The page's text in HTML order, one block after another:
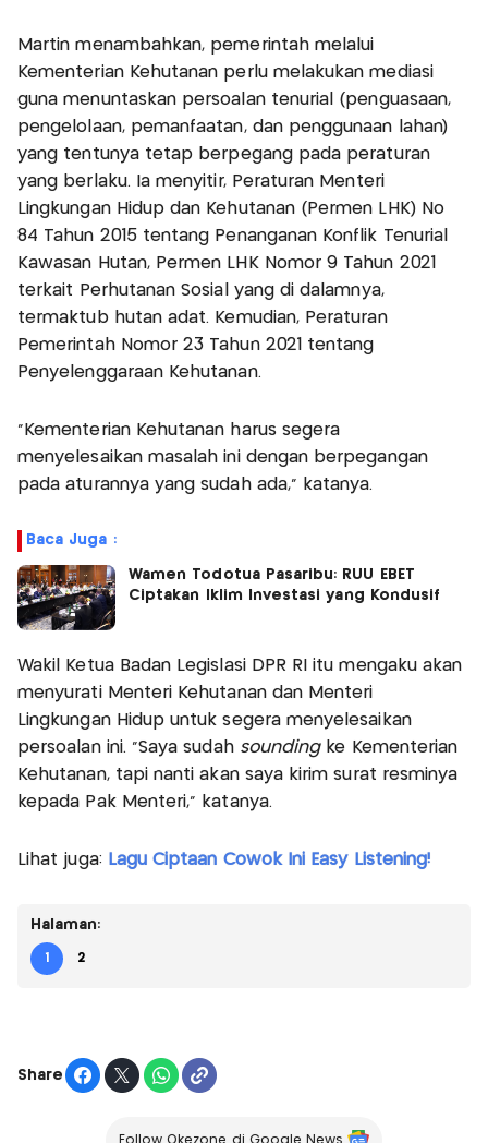
Martin menambahkan, pemerintah melalui
Kementerian Kehutanan perlu melakukan mediasi
guna menuntaskan persoalan tenurial (penguasaan,
pengelolaan, pemanfaatan, dan penggunaan lahan)
yang tentunya tetap berpegang pada peraturan
yang berlaku. Ia menyitir, Peraturan Menteri
Lingkungan Hidup dan Kehutanan (Permen LHK) No
84 Tahun 2015 tentang Penanganan Konflik Tenurial
Kawasan Hutan, Permen LHK Nomor 9 Tahun 2021
terkait Perhutanan Sosial yang di dalamnya,
termaktub hutan adat. Kemudian, Peraturan
Pemerintah Nomor 23 Tahun 2021 tentang
Penyelenggaraan Kehutanan.
"Kementerian Kehutanan harus segera
menyelesaikan masalah ini dengan berpegangan
pada aturannya yang sudah ada," katanya.
Baca Juga :
Wamen Todotua Pasaribu: RUU EBET
Ciptakan Iklim Investasi yang Kondusif
Wakil Ketua Badan Legislasi DPR RI itu mengaku akan
menyurati Menteri Kehutanan dan Menteri
Lingkungan Hidup untuk segera menyelesaikan
persoalan ini. "Saya sudah sounding ke Kementerian
Kehutanan, tapi nanti akan saya kirim surat resminya
kepada Pak Menteri," katanya.
Lihat juga: Lagu Ciptaan Cowok Ini Easy Listening!
Halaman:
1 2
Share
Follow Okezone di Google News